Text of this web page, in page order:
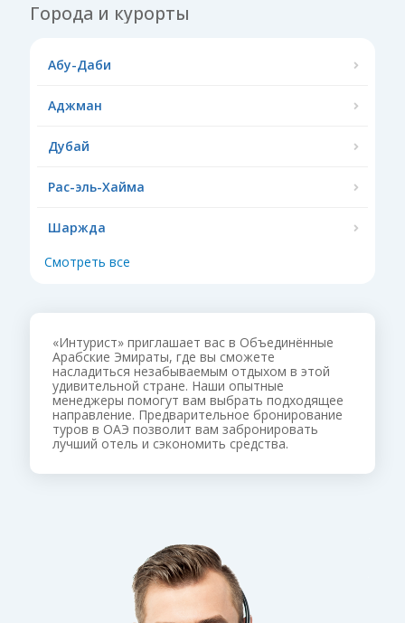
Города и курорты
Абу-Даби
Аджман
Дубай
Рас-эль-Хайма
Шаржда
Смотреть все
«Интурист» приглашает вас в Объединённые
Арабские Эмираты, где вы сможете
насладиться незабываемым отдыхом в этой
удивительной стране. Наши опытные
менеджеры помогут вам выбрать подходящее
направление. Предварительное бронирование
туров в ОАЭ позволит вам забронировать
лучший отель и сэкономить средства.